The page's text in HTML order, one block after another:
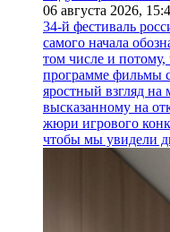
06 августа 2026,
34-й фестиваль
самого начала
том числе и
программе фильмы
яростный взгляд на
высказанному на
жюри игрового
чтобы мы увидели